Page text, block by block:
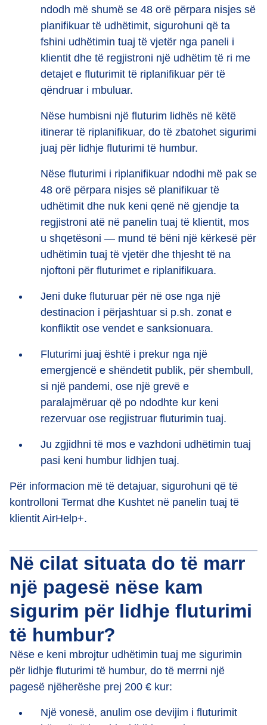
ndodh më shumë se 48 orë përpara nisjes së
planifikuar të udhëtimit, sigurohuni që ta
fshini udhëtimin tuaj të vjetër nga paneli i
klientit dhe të regjistroni një udhëtim të ri me
detajet e fluturimit të riplanifikuar për të
qëndruar i mbuluar.
Nëse humbisni një fluturim lidhës në këtë
itinerar të riplanifikuar, do të zbatohet sigurimi
juaj për lidhje fluturimi të humbur.
Nëse fluturimi i riplanifikuar ndodhi më pak se
48 orë përpara nisjes së planifikuar të
udhëtimit dhe nuk keni qenë në gjendje ta
regjistroni atë në panelin tuaj të klientit, mos
u shqetësoni — mund të bëni një kërkesë për
udhëtimin tuaj të vjetër dhe thjesht të na
njoftoni për fluturimet e riplanifikuara.
Jeni duke fluturuar për në ose nga një
destinacion i përjashtuar si p.sh. zonat e
konfliktit ose vendet e sanksionuara.
Fluturimi juaj është i prekur nga një
emergjencë e shëndetit publik, për shembull,
si një pandemi, ose një grevë e
paralajmëruar që po ndodhte kur keni
rezervuar ose regjistruar fluturimin tuaj.
Ju zgjidhni të mos e vazhdoni udhëtimin tuaj
pasi keni humbur lidhjen tuaj.
Për informacion më të detajuar, sigurohuni që të
kontrolloni Termat dhe Kushtet në panelin tuaj të
klientit AirHelp+.
Në cilat situata do të marr
një pagesë nëse kam
sigurim për lidhje fluturimi
të humbur?
Nëse e keni mbrojtur udhëtimin tuaj me sigurimin
për lidhje fluturimi të humbur, do të merrni një
pagesë njëherëshe prej 200 € kur:
Një vonesë, anulim ose devijim i fluturimit